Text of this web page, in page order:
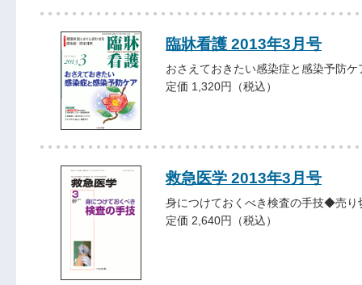
臨牀看護 2013年3月号
おさえておきたい感染症と感染予防
定価 1,320円（税込）
救急医学 2013年3月号
身につけておくべき検査の手技◆売
定価 2,640円（税込）